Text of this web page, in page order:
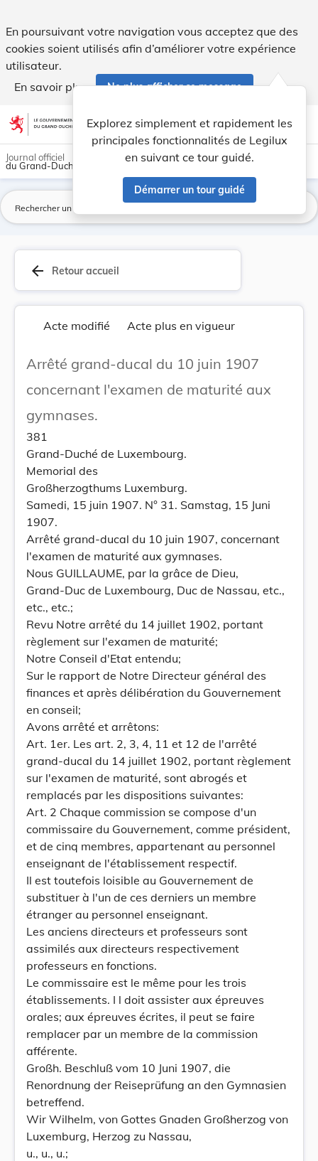
En poursuivant votre navigation vous acceptez que des
cookies soient utilisés afin d’améliorer votre expérience
utilisateur.
En savoir plus
Ne plus afficher ce message
Aller au contenu account_circle help Aide
Explorez simplement et rapidement les
principales fonctionnalités de Legilux
en suivant ce tour guidé.
Démarrer un tour guidé
light_mode dark_mode
Journal officiel
du Grand-Duché de Luxembourg
arrow_back Retour accueil
Acte modifié Acte plus en vigueur
Arrêté grand-ducal du 10 juin 1907
concernant l'examen de maturité aux
gymnases.
381
Grand-Duché de Luxembourg.
Memorial des
Großherzogthums Luxemburg.
Samedi, 15 juin 1907. N° 31. Samstag, 15 Juni
1907.
Arrêté grand-ducal du 10 juin 1907, concernant
l'examen de maturité aux gymnases.
Nous GUILLAUME, par la grâce de Dieu,
Grand-Duc de Luxembourg, Duc de Nassau, etc.,
etc., etc.;
Revu Notre arrêté du 14 juillet 1902, portant
règlement sur l'examen de maturité;
Notre Conseil d'Etat entendu;
Sur le rapport de Notre Directeur général des
finances et après délibération du Gouvernement
en conseil;
Avons arrêté et arrêtons:
Art. 1er. Les art. 2, 3, 4, 11 et 12 de l'arrêté
grand-ducal du 14 juillet 1902, portant règlement
sur l'examen de maturité, sont abrogés et
remplacés par les dispositions suivantes:
Art. 2 Chaque commission se compose d'un
commissaire du Gouvernement, comme président,
et de cinq membres, appartenant au personnel
enseignant de l'établissement respectif.
Il est toutefois loisible au Gouvernement de
substituer à l'un de ces derniers un membre
étranger au personnel enseignant.
Les anciens directeurs et professeurs sont
assimilés aux directeurs respectivement
professeurs en fonctions.
Le commissaire est le même pour les trois
établissements. I l doit assister aux épreuves
orales; aux épreuves écrites, il peut se faire
remplacer par un membre de la commission
afférente.
Großh. Beschluß vom 10 Juni 1907, die
Renordnung der Reiseprüfung an den Gymnasien
betreffend.
Wir Wilhelm, von Gottes Gnaden Großherzog von
Luxemburg, Herzog zu Nassau,
u., u., u.;